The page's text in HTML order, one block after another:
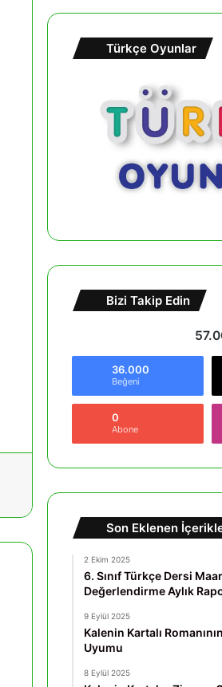
Türkçe Oyunlar
Bizi Takip Edin
36.000
Beğeni
0
Abone
Son Eklenen
2 Ekim 2025
6. Sınıf Türkçe Dersi
Değerlendirme Aylık
9 Eylül 2025
Kalenin Kartalı
Uyumu
8 Eylül 2025